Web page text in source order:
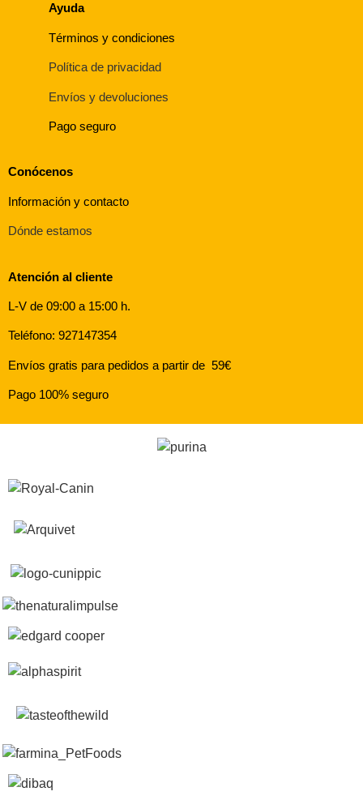
Ayuda
Términos y condiciones
Política de privacidad
Envíos y devoluciones
Pago seguro
Conócenos
Información y contacto
Dónde estamos
Atención al cliente
L-V de 09:00 a 15:00 h.
Teléfono: 927147354
Envíos gratis para pedidos a partir de 59€
Pago 100% seguro